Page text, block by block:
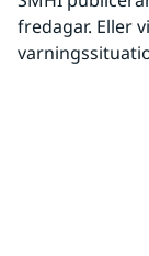
fredagar. Eller